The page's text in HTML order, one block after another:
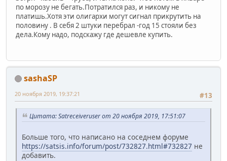
по морозу не бегать.Потратился раз, и никому не
платишь.Хотя эти олигархи могут сигнал прикрутить на
половину . В себя 2 штуки перебрал -год 15 стояли без
дела.Кому надо, подскажу где дешевле купить.
sashaSP
#13
20 ноября 2019, 19:37:21
Цитата: Satreceiveruser от 20 ноября 2019, 17:51:07
Больше того, что написано на соседнем форуме
https://satsis.info/forum/post/732827.html#732827 не
добавить.